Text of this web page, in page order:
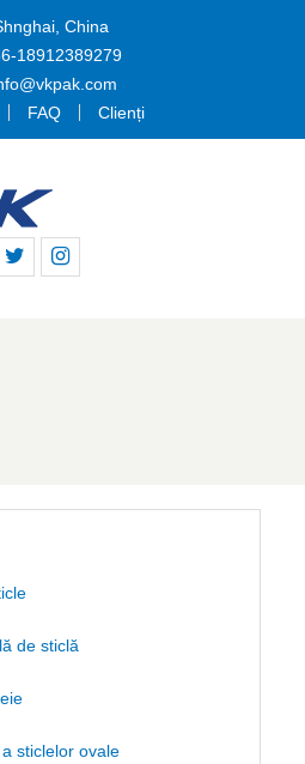
China
18912389279
FAQ Clienți
de sticlă
sticlelor ovale